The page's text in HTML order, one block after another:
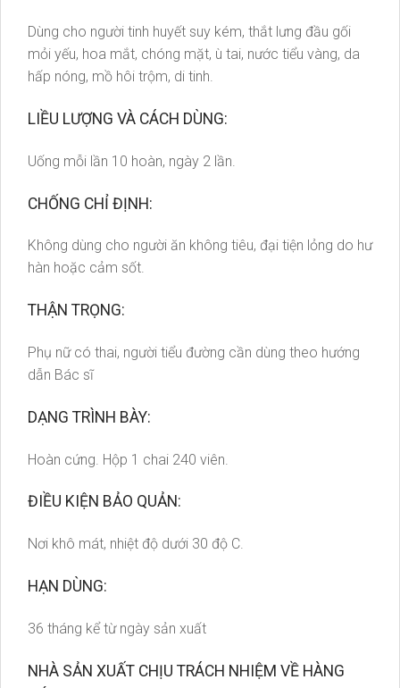
Dùng cho người tinh huyết suy kém, thắt lưng đầu gối
mỏi yếu, hoa mắt, chóng mặt, ù tai, nước tiểu vàng, da
hấp nóng, mồ hôi trộm, di tinh.
LIỀU LƯỢNG VÀ CÁCH DÙNG:
Uống mỗi lần 10 hoàn, ngày 2 lần.
CHỐNG CHỈ ĐỊNH:
Không dùng cho người ăn không tiêu, đại tiện lỏng do hư
hàn hoặc cảm sốt.
THẬN TRỌNG:
Phụ nữ có thai, người tiểu đường cần dùng theo hướng
dẫn Bác sĩ
DẠNG TRÌNH BÀY:
Hoàn cứng. Hộp 1 chai 240 viên.
ĐIỀU KIỆN BẢO QUẢN:
Nơi khô mát, nhiệt độ dưới 30 độ C.
HẠN DÙNG:
36 tháng kể từ ngày sản xuất
NHÀ SẢN XUẤT CHỊU TRÁCH NHIỆM VỀ HÀNG